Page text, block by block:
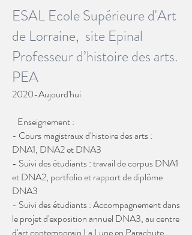
ESAL Ecole Supérieure d'Art
de Lorraine, site Epinal
Professeurd’histoire des arts.
PEA
2020-Aujourd'hui
Enseignement :
- Cours magistraux d'histoire des arts :
DNA1, DNA2 et DNA3
- Suivi des étudiants : travail de corpus DNA1
et DNA2, portfolio et rapport de diplôme
DNA3
- Suivi des étudiants : Accompagnement dans
le projet d'exposition annuel DNA3, au centre